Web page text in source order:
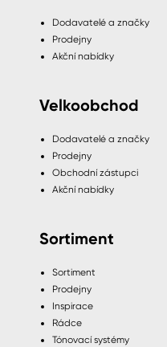
Dodavatelé a značky
Prodejny
Akční nabídky
Velkoobchod
Dodavatelé a značky
Prodejny
Obchodní zástupci
Akční nabídky
Sortiment
Sortiment
Prodejny
Inspirace
Rádce
Tónovací systémy